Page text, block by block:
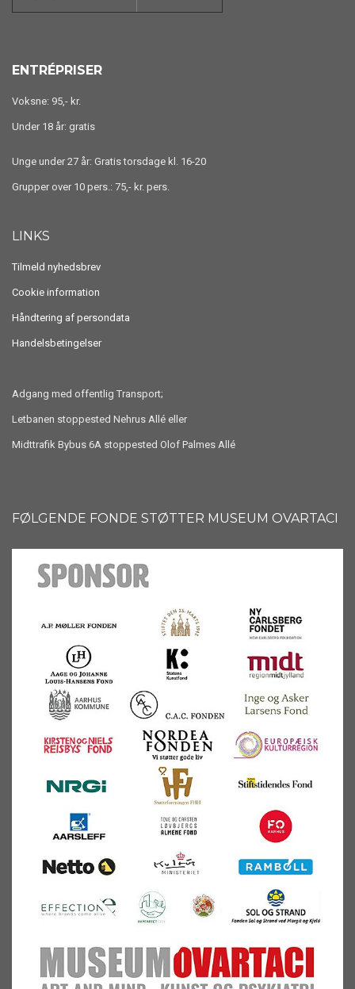
ENTRÉPRISER
Voksne: 95,- kr.
Under 18 år: gratis
Unge under 27 år: Gratis torsdage kl. 16-20
Grupper over 10 pers.: 75,- kr. pers.
LINKS
Tilmeld nyhedsbrev
Cookie information
Håndtering af persondata
Handelsbetingelser
Adgang med offentlig Transport;
Letbanen stoppested Nehrus Allé eller
Midttrafik Bybus 6A stoppested Olof Palmes Allé
FØLGENDE FONDE STØTTER MUSEUM OVARTACI